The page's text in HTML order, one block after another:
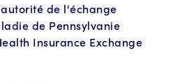
de l'échange
de Pennsylvanie
Insurance Exchange